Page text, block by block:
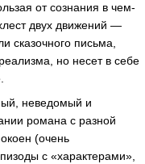
от сознания в чем-
двух движений —
сказочного письма,
но несет в себе
неведомый и
романа с разной
(очень
с «характерами»,